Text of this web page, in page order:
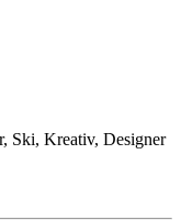
Ski, Kreativ, Designer